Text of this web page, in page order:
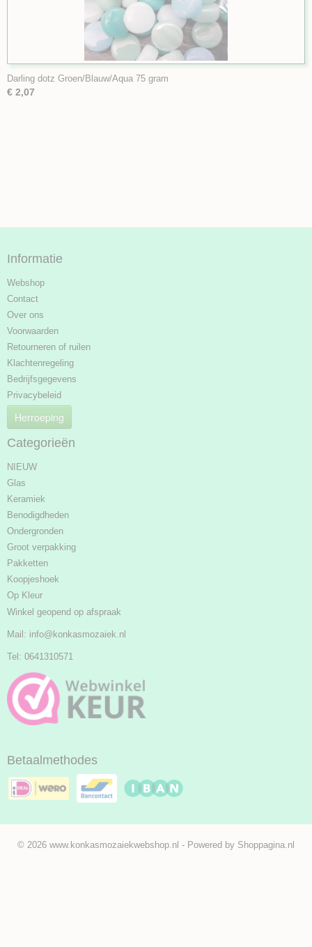
Darling dotz Groen/Blauw/Aqua 75 gram
€ 2,07
Informatie
Webshop
Contact
Over ons
Voorwaarden
Retourneren of ruilen
Klachtenregeling
Bedrijfsgegevens
Privacybeleid
Herroeping
Categorieën
NIEUW
Glas
Keramiek
Benodigdheden
Ondergronden
Groot verpakking
Pakketten
Koopjeshoek
Op Kleur
Winkel geopend op afspraak
Mail: info@konkasmozaiek.nl
Tel: 0641310571
Betaalmethodes
© 2026 www.konkasmozaiekwebshop.nl - Powered by Shoppagina.nl